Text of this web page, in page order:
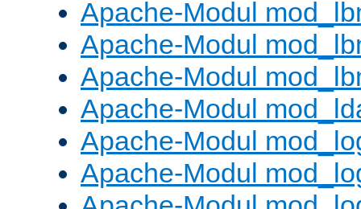
Apache-Modul
Apache-Modul
Apache-Modul
Apache-Modul
Apache-Modul
Apache-Modul